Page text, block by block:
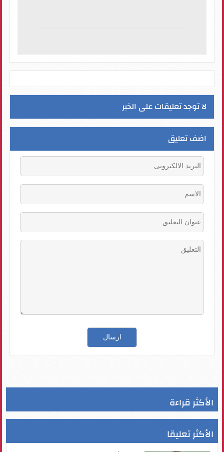
لا توجد تعليقات على الخبر
اضف تعليق
الأكثر قراءة
الأكثر تعليقا